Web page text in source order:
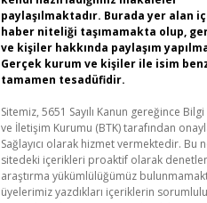
paylaşılmaktadır. Burada yer alan
haber niteliği taşımamakta olup,
ve kişiler hakkında paylaşım
Gerçek kurum ve kişiler ile isim
tamamen tesadüfidir.
Sitemiz, 5651 Sayılı Kanun gereğince
ve İletişim Kurumu (BTK) tarafından
Sağlayıcı olarak hizmet vermektedir. Bu
sitedeki içerikleri proaktif olarak
araştırma yükümlülüğümüz
üyelerimiz yazdıkları içeriklerin